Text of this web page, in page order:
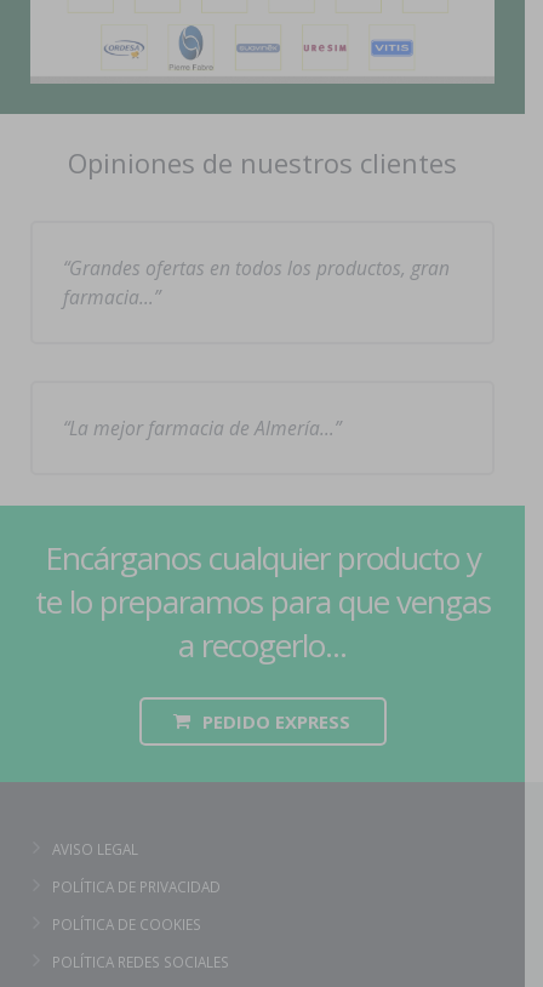
Opiniones de nuestros clientes
Grandes ofertas en todos los productos, gran
farmacia…
La mejor farmacia de Almería…
Encárganos cualquier producto y
te lo preparamos para que vengas
a recogerlo...
PEDIDO EXPRESS
AVISO LEGAL
POLÍTICA DE PRIVACIDAD
POLÍTICA DE COOKIES
POLÍTICA REDES SOCIALES